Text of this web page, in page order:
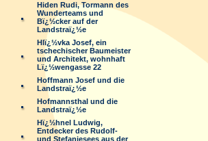
Hiden Rudi, Tormann des
Wunderteams und
Bï¿½cker auf der
Landstraï¿½e
Hlï¿½vka Josef, ein
tschechischer Baumeister
und Architekt, wohnhaft
Lï¿½wengasse 22
Hoffmann Josef und die
Landstraï¿½e
Hofmannsthal und die
Landstraï¿½e
Hï¿½hnel Ludwig,
Entdecker des Rudolf-
und Stefaniesees aus der